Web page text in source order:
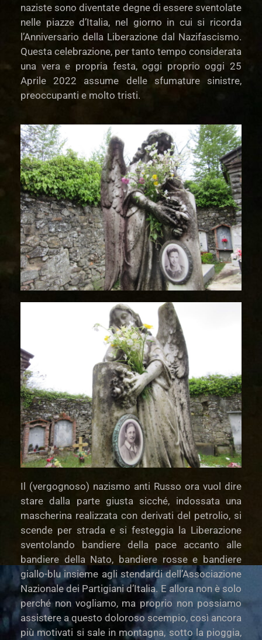
naziste sono diventate degne di essere sventolate
nelle piazze d’Italia, nel giorno in cui si ricorda
l’Anniversario della Liberazione dal Nazifascismo.
Questa celebrazione, per tanto tempo considerata
una vera e propria festa, oggi proprio oggi 25
Aprile 2022 assume delle sfumature sinistre,
preoccupanti e molto tristi.
Il (vergognoso) nazismo anti Russo ora vuol dire
stare dalla parte giusta sicché, indossata una
mascherina realizzata con derivati del petrolio, si
scende per strada e si festeggia la Liberazione
sventolando bandiere della pace accanto alle
bandiere della Nato, bandiere rosse e bandiere
giallo-blu insieme agli stendardi dell’Associazione
Nazionale dei Partigiani d’Italia. E allora non è solo
perché non vogliamo, ma proprio non possiamo
assistere a questo doloroso scempio, così ancora
più motivati si sale in montagna, sotto la pioggia,